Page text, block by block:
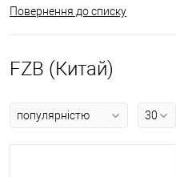
Повернення до списку
FZB (Китай)